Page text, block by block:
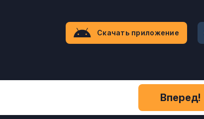
Скачать приложение
Вперед!